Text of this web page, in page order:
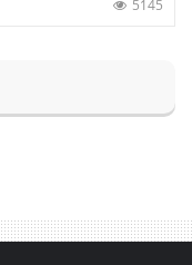
5145